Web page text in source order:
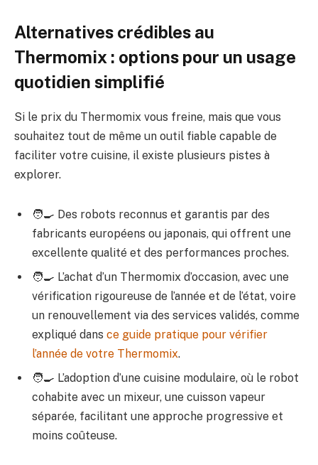
Alternatives crédibles au
Thermomix : options pour un usage
quotidien simplifié
Si le prix du Thermomix vous freine, mais que vous
souhaitez tout de même un outil fiable capable de
faciliter votre cuisine, il existe plusieurs pistes à
explorer.
🧑‍🍳 Des robots reconnus et garantis par des
fabricants européens ou japonais, qui offrent une
excellente qualité et des performances proches.
🧑‍🍳 L’achat d’un Thermomix d’occasion, avec une
vérification rigoureuse de l’année et de l’état, voire
un renouvellement via des services validés, comme
expliqué dans ce guide pratique pour vérifier
l’année de votre Thermomix.
🧑‍🍳 L’adoption d’une cuisine modulaire, où le robot
cohabite avec un mixeur, une cuisson vapeur
séparée, facilitant une approche progressive et
moins coûteuse.